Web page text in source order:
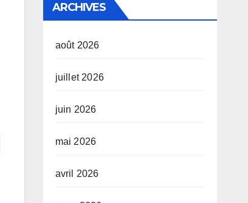
ARCHIVES
août 2026
juillet 2026
juin 2026
mai 2026
avril 2026